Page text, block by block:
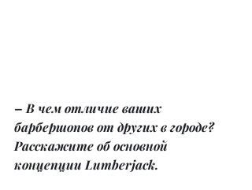
– В чем отличие ваших
барбершопов от других в городе?
Расскажите об основной
концепции Lumberjack.